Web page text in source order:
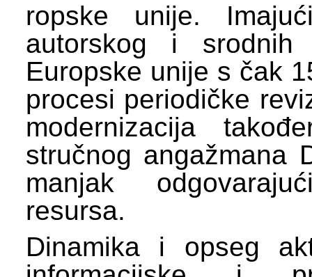
ropske unije.
autorskog i
Europske unije s čak
procesi periodičke
modernizacija
stručnog angažmana
manjak
resursa.
Dinamika i opseg